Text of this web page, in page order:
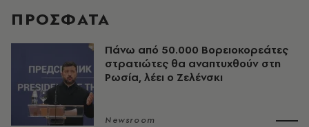
ΠΡΟΣΦΑΤΑ
Πάνω από 50.000 Βορειοκορεάτες
στρατιώτες θα αναπτυχθούν στη
Ρωσία, λέει ο Ζελένσκι
Newsroom